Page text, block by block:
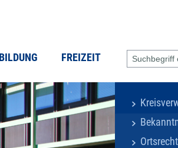
BILDUNG FREIZEIT
Ortsrecht